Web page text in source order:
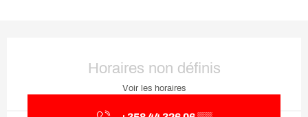
Horaires non définis
Voir les horaires